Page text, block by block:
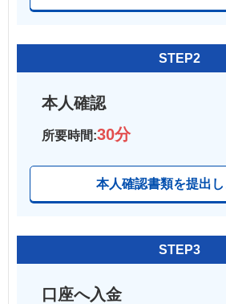
STEP2
本人確認
所要時間:30分
本人確認書類を提出し
STEP3
口座へ入金